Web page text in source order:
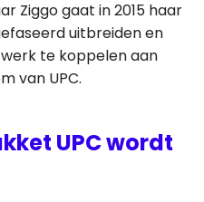
Ziggo gaat in 2015 haar
uitbreiden en
te koppelen aan
van UPC.
UPC wordt